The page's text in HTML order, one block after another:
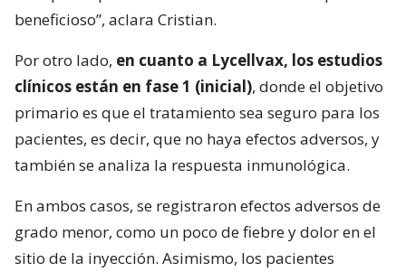
beneficioso”, aclara Cristian.
Por otro lado, en cuanto a Lycellvax, los estudios
clínicos están en fase 1 (inicial), donde el objetivo
primario es que el tratamiento sea seguro para los
pacientes, es decir, que no haya efectos adversos, y
también se analiza la respuesta inmunológica.
En ambos casos, se registraron efectos adversos de
grado menor, como un poco de fiebre y dolor en el
sitio de la inyección. Asimismo, los pacientes